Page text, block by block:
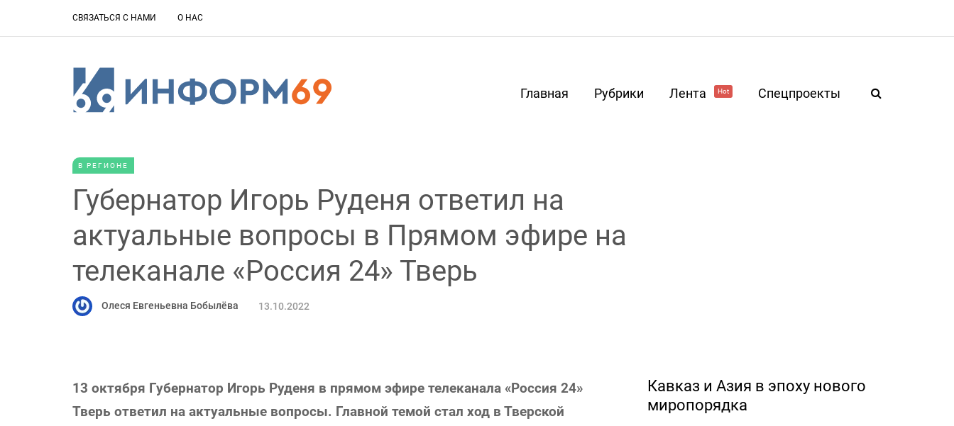
СВЯЗАТЬСЯ С НАМИ О НАС
Главная Рубрики Лента Hot Спецпроекты
В РЕГИОНЕ
Губернатор Игорь Руденя ответил на
актуальные вопросы в Прямом эфире на
телеканале «Россия 24» Тверь
Олеся Евгеньевна Бобылёва 13.10.2022
13 октября Губернатор Игорь Руденя в прямом эфире телеканала «Россия 24»
Тверь ответил на актуальные вопросы. Главной темой стал ход в Тверской
Кавказ и Азия в эпоху нового
миропорядка